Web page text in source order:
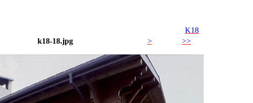
K18
k18-18.jpg > >>